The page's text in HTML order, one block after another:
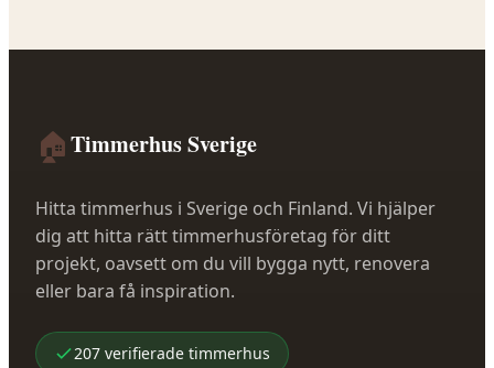
🏠Timmerhus Sverige
Hitta timmerhus i Sverige och Finland. Vi hjälper
dig att hitta rätt timmerhusföretag för ditt
projekt, oavsett om du vill bygga nytt, renovera
eller bara få inspiration.
207 verifierade timmerhus